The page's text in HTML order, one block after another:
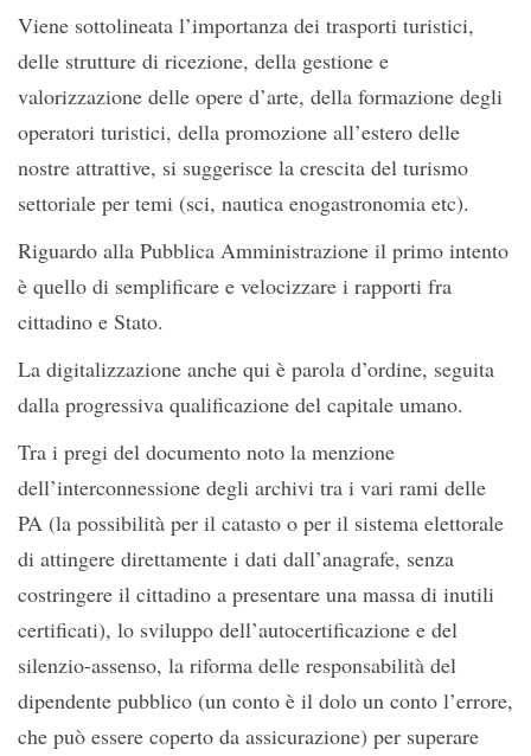
Viene sottolineata l’importanza dei trasporti turistici,
delle strutture di ricezione, della gestione e
valorizzazione delle opere d’arte, della formazione degli
operatori turistici, della promozione all’estero delle
nostre attrattive, si suggerisce la crescita del turismo
settoriale per temi (sci, nautica enogastronomia etc).
Riguardo alla Pubblica Amministrazione il primo intento
è quello di semplificare e velocizzare i rapporti fra
cittadino e Stato.
La digitalizzazione anche qui è parola d’ordine, seguita
dalla progressiva qualificazione del capitale umano.
Tra i pregi del documento noto la menzione
dell’interconnessione degli archivi tra i vari rami delle
PA (la possibilità per il catasto o per il sistema elettorale
di attingere direttamente i dati dall’anagrafe, senza
costringere il cittadino a presentare una massa di inutili
certificati), lo sviluppo dell’autocertificazione e del
silenzio-assenso, la riforma delle responsabilità del
dipendente pubblico (un conto è il dolo un conto l’errore,
che può essere coperto da assicurazione) per superare